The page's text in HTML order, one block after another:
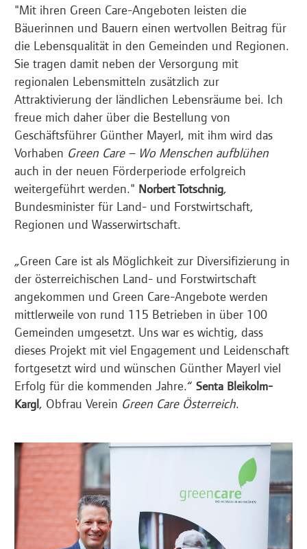
"Mit ihren Green Care-Angeboten leisten die
Bäuerinnen und Bauern einen wertvollen Beitrag für
die Lebensqualität in den Gemeinden und Regionen.
Sie tragen damit neben der Versorgung mit
regionalen Lebensmitteln zusätzlich zur
Attraktivierung der ländlichen Lebensräume bei. Ich
freue mich daher über die Bestellung von
Geschäftsführer Günther Mayerl, mit ihm wird das
Vorhaben Green Care – Wo Menschen aufblühen
auch in der neuen Förderperiode erfolgreich
weitergeführt werden." Norbert Totschnig,
Bundesminister für Land- und Forstwirtschaft,
Regionen und Wasserwirtschaft.
„Green Care ist als Möglichkeit zur Diversifizierung in
der österreichischen Land- und Forstwirtschaft
angekommen und Green Care-Angebote werden
mittlerweile von rund 115 Betrieben in über 100
Gemeinden umgesetzt. Uns war es wichtig, dass
dieses Projekt mit viel Engagement und Leidenschaft
fortgesetzt wird und wünschen Günther Mayerl viel
Erfolg für die kommenden Jahre.“ Senta Bleikolm-
Kargl, Obfrau Verein Green Care Österreich.